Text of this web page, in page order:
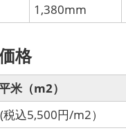
1,380mm
格
米（m2）
込5,500円/m2）